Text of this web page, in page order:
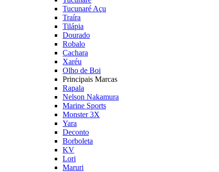
Tucunaré Açu
Traíra
Tilápia
Dourado
Robalo
Cachara
Xaréu
Olho de Boi
Principais Marcas
Rapala
Nelson Nakamura
Marine Sports
Monster 3X
Yara
Deconto
Borboleta
KV
Lori
Maruri